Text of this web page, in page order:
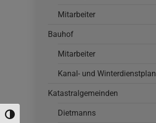
Umschalten auf hohe Kontraste
Mitarbeiter
Bauhof
Mitarbeiter
Kanal- und Winterdienstplan
Katastralgemeinden
Dietmanns